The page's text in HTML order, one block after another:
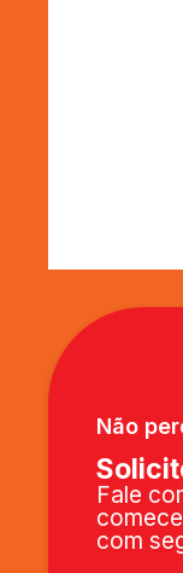
Não
Fale
com